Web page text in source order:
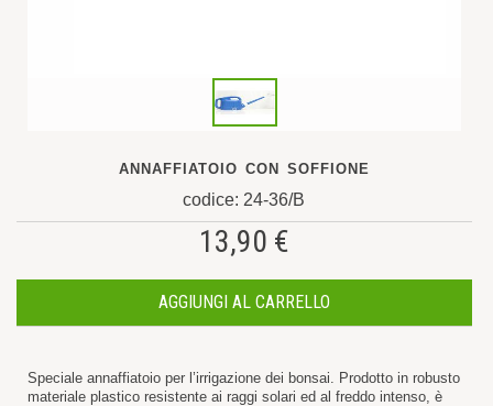
ANNAFFIATOIO CON SOFFIONE
codice: 24-36/B
13,90 €
AGGIUNGI AL CARRELLO
Speciale annaffiatoio per l’irrigazione dei bonsai. Prodotto in robusto
materiale plastico resistente ai raggi solari ed al freddo intenso, è